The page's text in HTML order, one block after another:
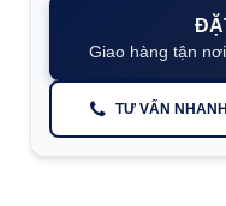
Giao hàng tận
TƯ VẤN NHANH